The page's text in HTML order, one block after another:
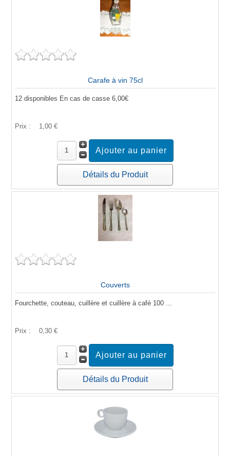
Carafe à vin 75cl
12 disponibles En cas de casse 6,00€
Prix : 1,00 €
Détails du Produit
Couverts
Fourchette, couteau, cuillère et cuillère à café 100 ...
Prix : 0,30 €
Détails du Produit